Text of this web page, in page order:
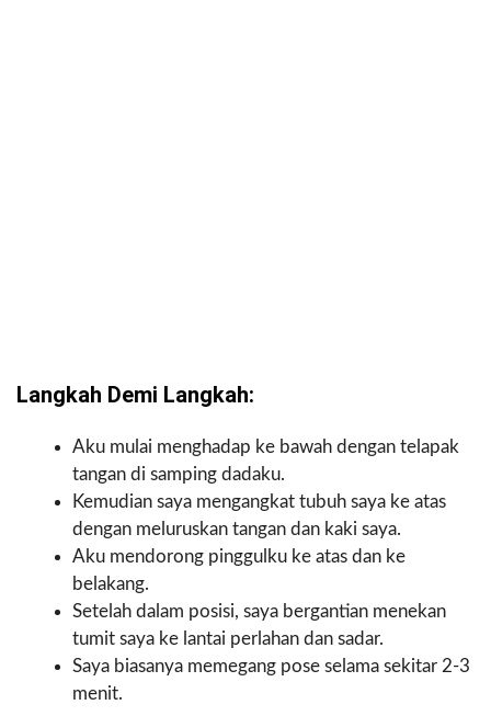
Langkah Demi Langkah:
Aku mulai menghadap ke bawah dengan telapak
tangan di samping dadaku.
Kemudian saya mengangkat tubuh saya ke atas
dengan meluruskan tangan dan kaki saya.
Aku mendorong pinggulku ke atas dan ke
belakang.
Setelah dalam posisi, saya bergantian menekan
tumit saya ke lantai perlahan dan sadar.
Saya biasanya memegang pose selama sekitar 2-3
menit.